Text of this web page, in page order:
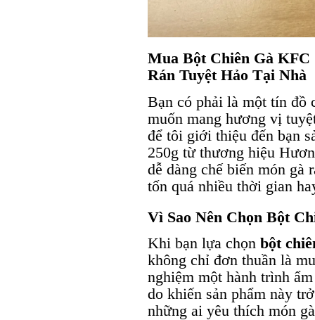
Mua Bột Chiên Gà KFC
Rán Tuyệt Hảo Tại Nhà
Bạn có phải là một tín đồ
muốn mang hương vị
để tôi giới thiệu đến bạn
250g từ thương hiệu
dễ dàng chế biến món gà
tốn quá nhiều thời gian
Vì Sao Nên Chọn Bột
Khi bạn lựa chọn bột
không chỉ đơn thuần là
nghiệm một hành trình
do khiến sản phẩm này
những ai yêu thích món